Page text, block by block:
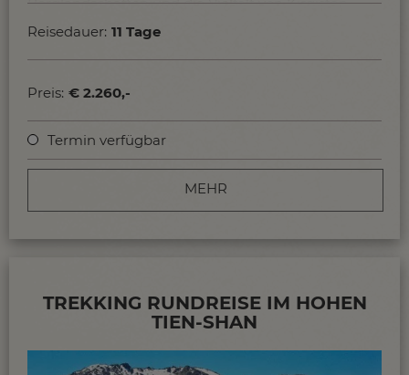
Reisedauer: 11 Tage
Preis: € 2.260,-
Termin verfügbar
MEHR
TREKKING RUNDREISE IM HOHEN
TIEN-SHAN